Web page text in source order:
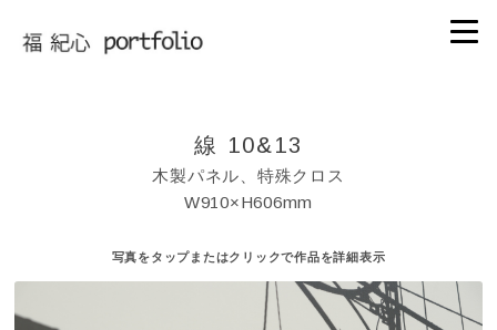
線 10&13
木製パネル、特殊クロス
W910×H606mm
写真をタップまたはクリックで作品を詳細表示